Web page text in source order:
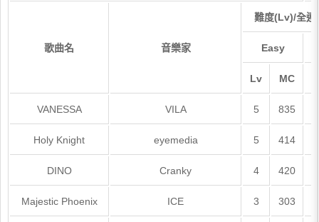
歌曲名 音樂家
難度(Lv)/全連
Easy
Lv MC
VANESSA VILA 5 835
Holy Knight eyemedia 5 414
DINO Cranky 4 420
Majestic Phoenix ICE 3 303